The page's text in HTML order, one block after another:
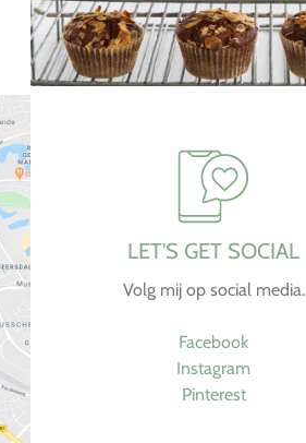
LET'S GET SOCIAL
Volg mij op social media.
Facebook
Instagram
Pinterest